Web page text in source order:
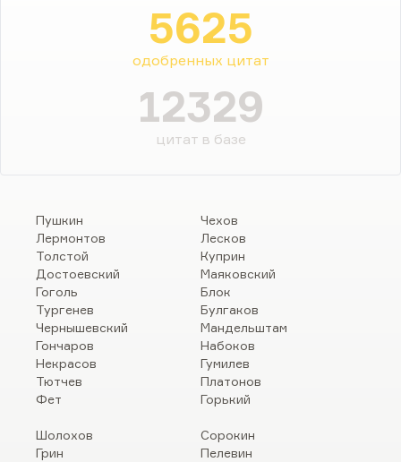
5625
одобренных цитат
12329
цитат в базе
Пушкин
Лермонтов
Толстой
Достоевский
Гоголь
Тургенев
Чернышевский
Гончаров
Некрасов
Тютчев
Фет
Чехов
Лесков
Куприн
Маяковский
Блок
Булгаков
Мандельштам
Набоков
Гумилев
Платонов
Горький
Шолохов
Грин
Сорокин
Пелевин